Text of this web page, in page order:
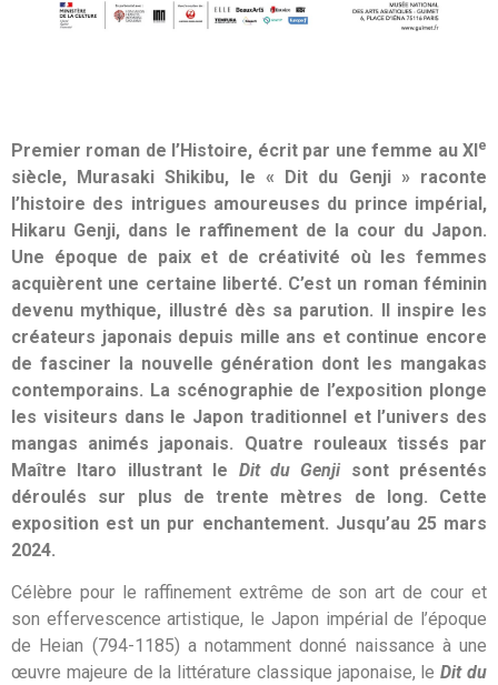
Premier roman de l’Histoire, écrit par une femme au XIe
siècle, Murasaki Shikibu, le « Dit du Genji » raconte
l’histoire des intrigues amoureuses du prince impérial,
Hikaru Genji, dans le raffinement de la cour du Japon.
Une époque de paix et de créativité où les femmes
acquièrent une certaine liberté. C’est un roman féminin
devenu mythique, illustré dès sa parution. Il inspire les
créateurs japonais depuis mille ans et continue encore
de fasciner la nouvelle génération dont les mangakas
contemporains. La scénographie de l’exposition plonge
les visiteurs dans le Japon traditionnel et l’univers des
mangas animés japonais. Quatre rouleaux tissés par
Maître Itaro illustrant le Dit du Genji sont présentés
déroulés sur plus de trente mètres de long. Cette
exposition est un pur enchantement. Jusqu’au 25 mars
2024.
Célèbre pour le raffinement extrême de son art de cour et
son effervescence artistique, le Japon impérial de l’époque
de Heian (794-1185) a notamment donné naissance à une
œuvre majeure de la littérature classique japonaise, leDit du